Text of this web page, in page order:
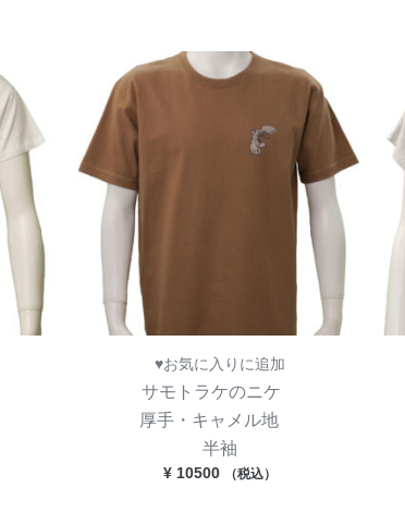
♥お気に入りに追加
サモトラケのニケ
厚手・キャメル地
半袖
¥10500 （税込）